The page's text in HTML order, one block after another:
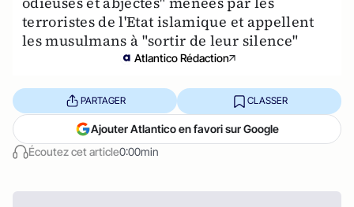
terroristes de l'Etat islamique et appellent
les musulmans à "sortir de leur silence"
Atlantico Rédaction
Écoutez cet article0:00min
PARTAGER CLASSER
Ajouter Atlantico en favori sur Google